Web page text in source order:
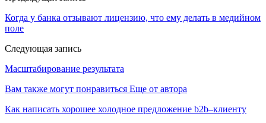
Когда у банка отзывают лицензию, что ему делать в медийном
поле
Следующая запись
Масштабирование результата
Вам также могут понравиться Еще от автора
Как написать хорошее холодное предложение b2b–клиенту